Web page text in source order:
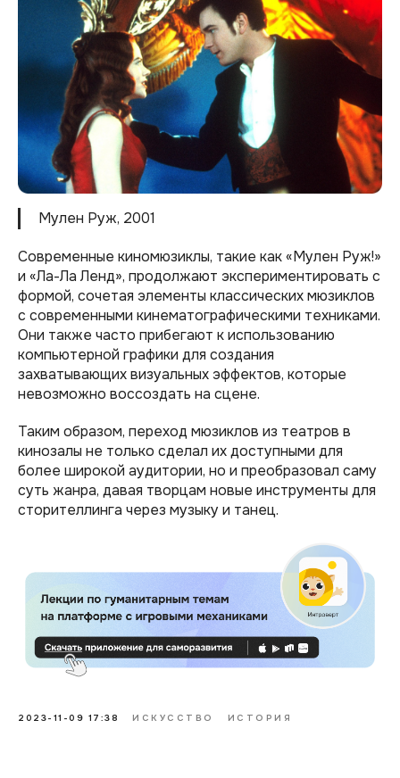
Мулен Руж, 2001
Современные киномюзиклы, такие как «Мулен Руж!»
и «Ла-Ла Ленд», продолжают экспериментировать с
формой, сочетая элементы классических мюзиклов
с современными кинематографическими техниками.
Они также часто прибегают к использованию
компьютерной графики для создания
захватывающих визуальных эффектов, которые
невозможно воссоздать на сцене.
Таким образом, переход мюзиклов из театров в
кинозалы не только сделал их доступными для
более широкой аудитории, но и преобразовал саму
суть жанра, давая творцам новые инструменты для
сторителлинга через музыку и танец.
2023-11-09 17:38 ИСКУССТВО ИСТОРИЯ